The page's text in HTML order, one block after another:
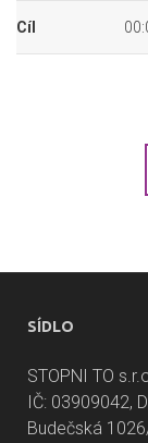
Cíl
SÍDLO
STOPNI TO
IČ: 03909042,
Budečská